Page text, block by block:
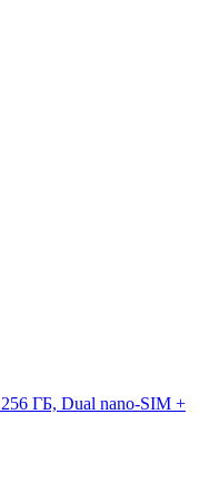
ГБ, Dual nano-SIM +